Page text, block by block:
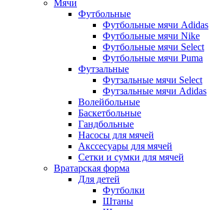
Мячи
Футбольные
Футбольные мячи Adidas
Футбольные мячи Nike
Футбольные мячи Select
Футбольные мячи Puma
Футзальные
Футзальные мячи Select
Футзальные мячи Adidas
Волейбольные
Баскетбольные
Гандбольные
Насосы для мячей
Акссесуары для мячей
Сетки и сумки для мячей
Вратарская форма
Для детей
Футболки
Штаны